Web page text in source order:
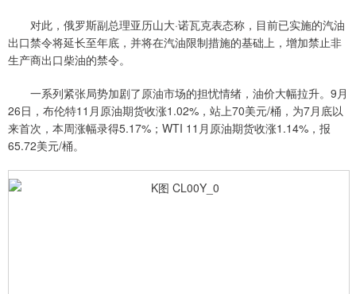
对此，俄罗斯副总理亚历山大·诺瓦克表态称，目前已实施的汽油
出口禁令将延长至年底，并将在汽油限制措施的基础上，增加禁止非
生产商出口柴油的禁令。
一系列紧张局势加剧了原油市场的担忧情绪，油价大幅拉升。9月
26日，布伦特11月原油期货收涨1.02%，站上70美元/桶，为7月底以
来首次，本周涨幅录得5.17%；WTI 11月原油期货收涨1.14%，报
65.72美元/桶。